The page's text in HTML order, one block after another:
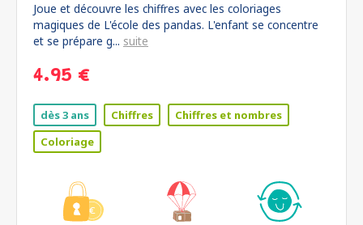
Joue et découvre les chiffres avec les coloriages
magiques de L'école des pandas. L'enfant se concentre
et se prépare g... suite
4.95 €
dès 3 ans Chiffres
Chiffres et nombres
Coloriage